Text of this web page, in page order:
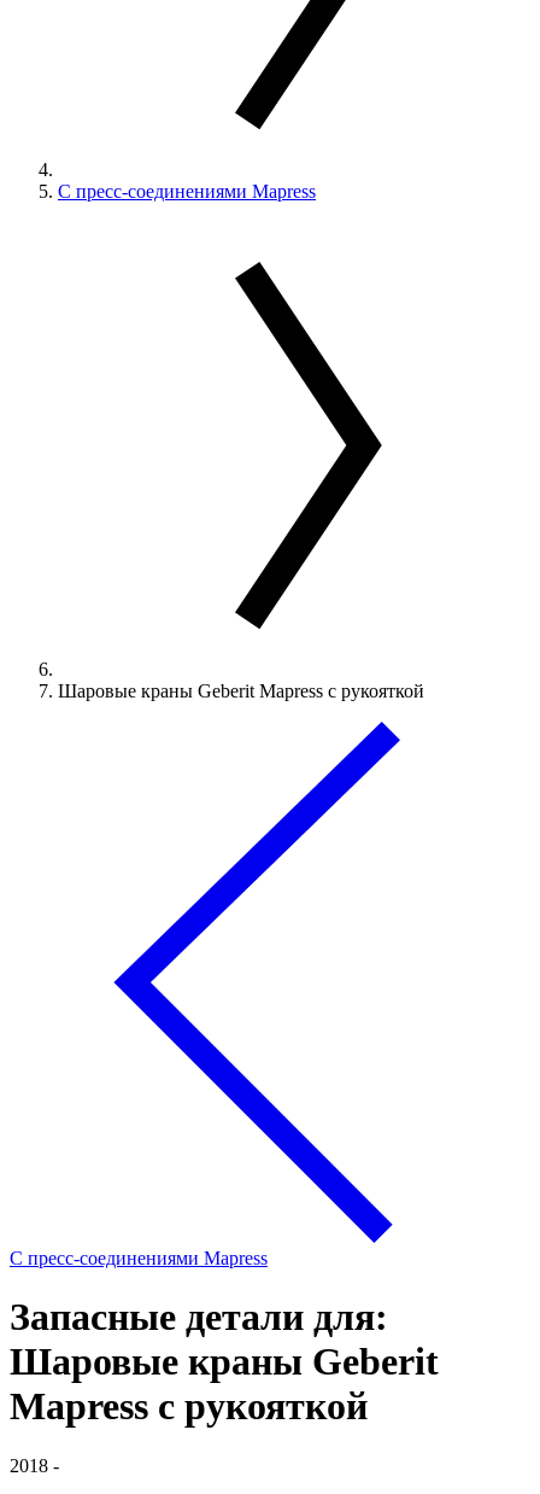
С пресс-соединениями Mapress
Шаровые краны Geberit Mapress с рукояткой
С пресс-соединениями Mapress
Запасные детали для:
Шаровые краны Geberit
Mapress с рукояткой
2018 -